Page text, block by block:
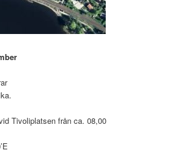
Tivoliplatsen från ca. 08,00